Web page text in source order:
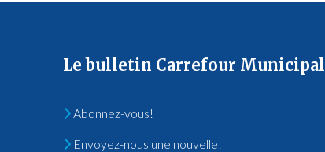
Le bulletin Carrefour Municipal
Abonnez-vous!
Envoyez-nous une nouvelle!